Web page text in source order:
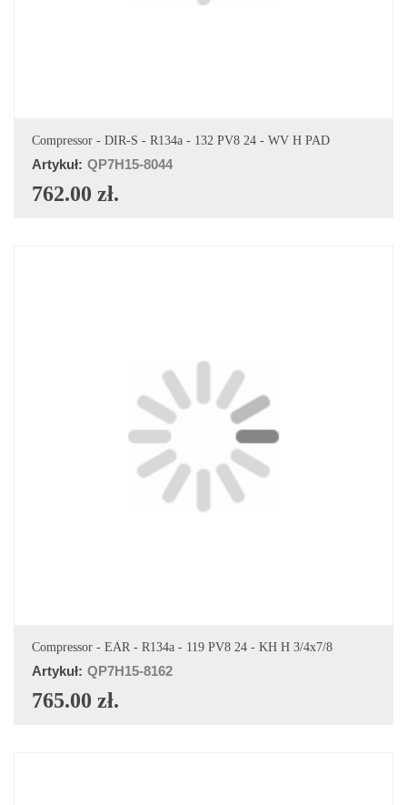
DODAJ DO KOSZYKA
Compressor - DIR-S - R134a - 132 PV8 24 - WV H PAD
Artykuł: QP7H15-8044
762.00 zł.
DODAJ DO KOSZYKA
Compressor - EAR - R134a - 119 PV8 24 - KH H 3/4x7/8
Artykuł: QP7H15-8162
765.00 zł.